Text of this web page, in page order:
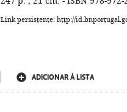
Link persistente: http://
ADICIONAR À LISTA